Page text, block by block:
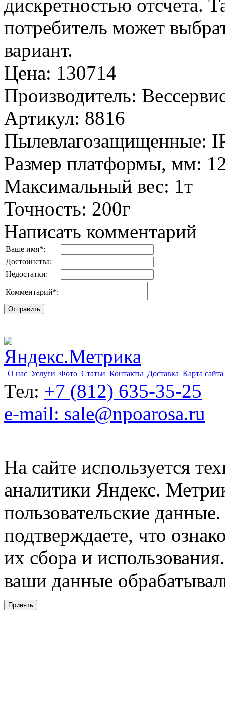
дискретностью отсчета.
потребитель может
вариант.
Цена: 130714
Производитель:
Артикул: 8816
Пылевлагозащищенные:
Размер платформы, мм:
Максимальный вес: 1т
Точность: 200г
Написать комментарий
Ваше имя*:
Достоинства:
Недостатки:
Комментарий*:
О нас Услуги Фото Статьи Контакты Доставка Карта сайта
Тел: +7 (812) 635-35-25
e-mail: sale@npoarosa.ru
На сайте используется
аналитики Яндекс.
пользовательские
подтверждаете, что
их сбора и
ваши данные
Принять